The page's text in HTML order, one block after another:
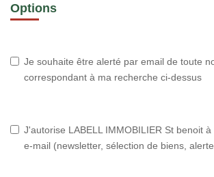
Options
Je souhaite être alerté par email de toute
correspondant à ma recherche ci-dessus
J'autorise LABELL IMMOBILIER St benoit
e-mail (newsletter, sélection de biens,